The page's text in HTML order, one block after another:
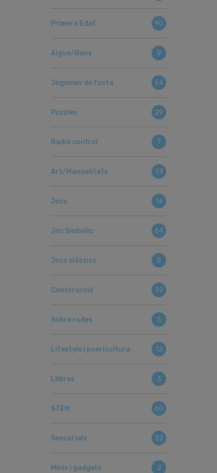
Primera Edat 90
Aigua/Bany 9
Joguines de fusta 54
Puzzles 29
Radio control 7
Art/Manualitats 74
Jocs 14
Joc Simbólic 64
Jocs clàssics 5
Construcció 39
Sobre rodes 5
Lifestyle i puericultura 12
Llibres 3
STEM 60
Sensorials 22
Minis i gadgets 2